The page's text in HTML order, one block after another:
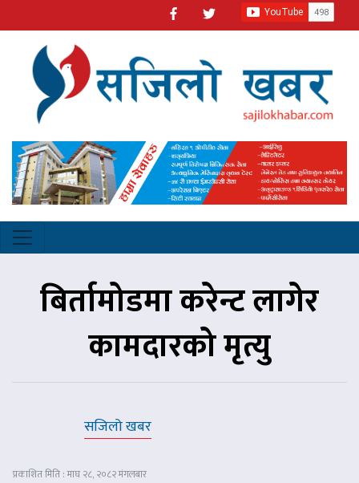
बिर्तामोडमा करेन्ट लागेर
कामदारको मृत्यु
सजिलो खबर
प्रकाशित मिति : माघ २८, २०८२ मंगलबार